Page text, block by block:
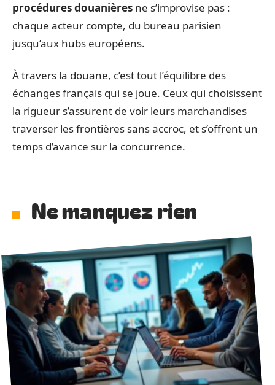
procédures douanières ne s’improvise pas :
chaque acteur compte, du bureau parisien
jusqu’aux hubs européens.
À travers la douane, c’est tout l’équilibre des
échanges français qui se joue. Ceux qui choisissent
la rigueur s’assurent de voir leurs marchandises
traverser les frontières sans accroc, et s’offrent un
temps d’avance sur la concurrence.
Ne manquez rien